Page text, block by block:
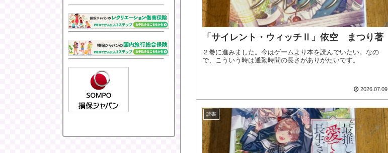
「サイレント・ウィッチⅡ」依空 まつり著
２巻に進みました。今はゲームより本を読んでいたい。なの
で、こういう時は通勤時間の長さがありがたいです。
2026.07.09
読書